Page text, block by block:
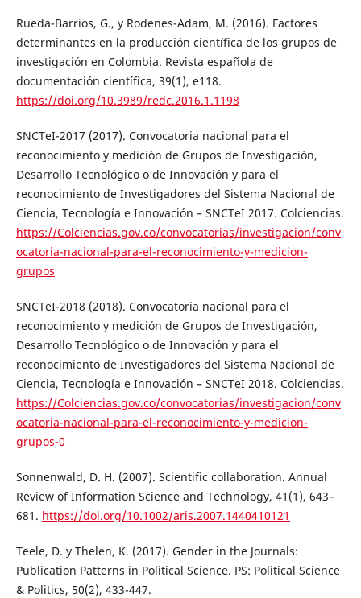
Rueda-Barrios, G., y Rodenes-Adam, M. (2016). Factores
determinantes en la producción científica de los grupos de
investigación en Colombia. Revista española de
documentación científica, 39(1), e118.
https://doi.org/10.3989/redc.2016.1.1198
SNCTeI-2017 (2017). Convocatoria nacional para el
reconocimiento y medición de Grupos de Investigación,
Desarrollo Tecnológico o de Innovación y para el
reconocimiento de Investigadores del Sistema Nacional de
Ciencia, Tecnología e Innovación – SNCTeI 2017. Colciencias.
https://Colciencias.gov.co/convocatorias/investigacion/conv
ocatoria-nacional-para-el-reconocimiento-y-medicion-
grupos
SNCTeI-2018 (2018). Convocatoria nacional para el
reconocimiento y medición de Grupos de Investigación,
Desarrollo Tecnológico o de Innovación y para el
reconocimiento de Investigadores del Sistema Nacional de
Ciencia, Tecnología e Innovación – SNCTeI 2018. Colciencias.
https://Colciencias.gov.co/convocatorias/investigacion/conv
ocatoria-nacional-para-el-reconocimiento-y-medicion-
grupos-0
Sonnenwald, D. H. (2007). Scientific collaboration. Annual
Review of Information Science and Technology, 41(1), 643–
681. https://doi.org/10.1002/aris.2007.1440410121
Teele, D. y Thelen, K. (2017). Gender in the Journals:
Publication Patterns in Political Science. PS: Political Science
& Politics, 50(2), 433-447.